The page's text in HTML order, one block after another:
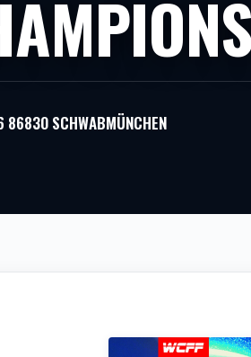
86830 SCHWABMÜNCHEN